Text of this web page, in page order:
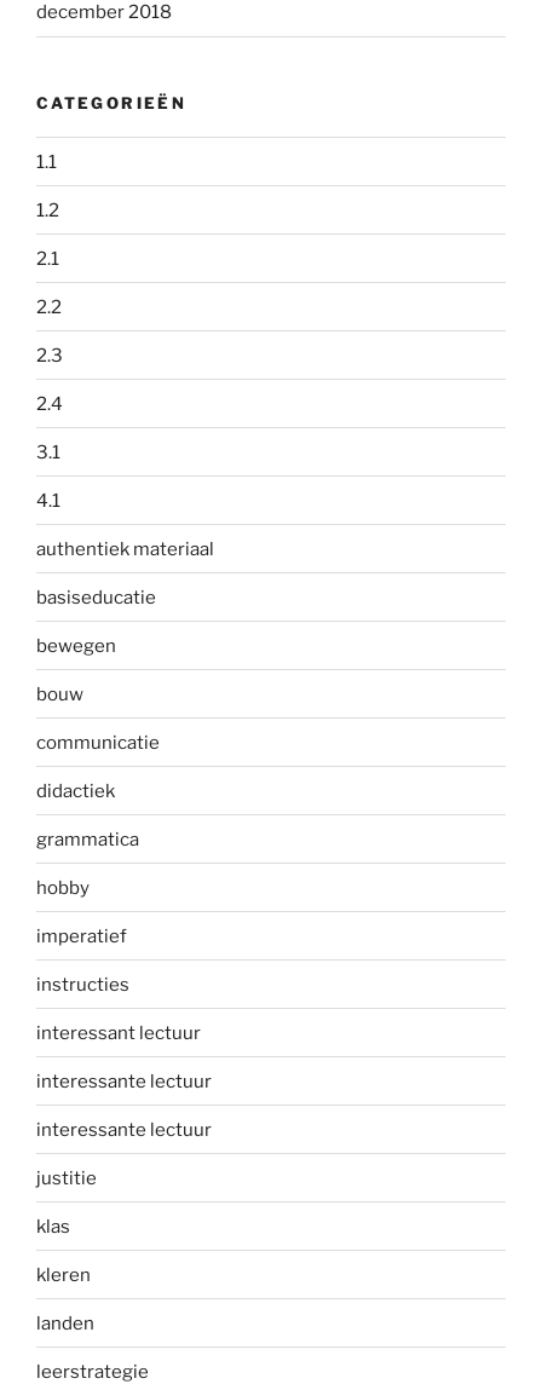
december 2018
CATEGORIEËN
1.1
1.2
2.1
2.2
2.3
2.4
3.1
4.1
authentiek materiaal
basiseducatie
bewegen
bouw
communicatie
didactiek
grammatica
hobby
imperatief
instructies
interessant lectuur
interessante lectuur
interessante lectuur
justitie
klas
kleren
landen
leerstrategie